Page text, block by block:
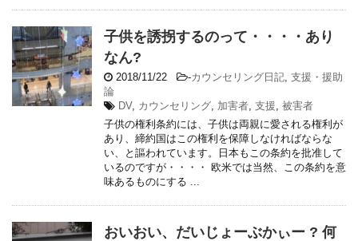
子供を誘拐するのって・・・・あり
なん?
2018/11/22 -カウンセリング日記, 支援・援助
論
DV, カウンセリング, 加害者, 支援, 被害者
子供の権利条約には、子供は両親に愛される権利が
あり、締約国はこの権利を保障しなければならな
い、と謳われています。日本もこの条約を批准して
いるのですが・・・・ 欧米では当然、この条約を意
味あるものにする ...
おいおい、だいじょーぶかぃー ? 何